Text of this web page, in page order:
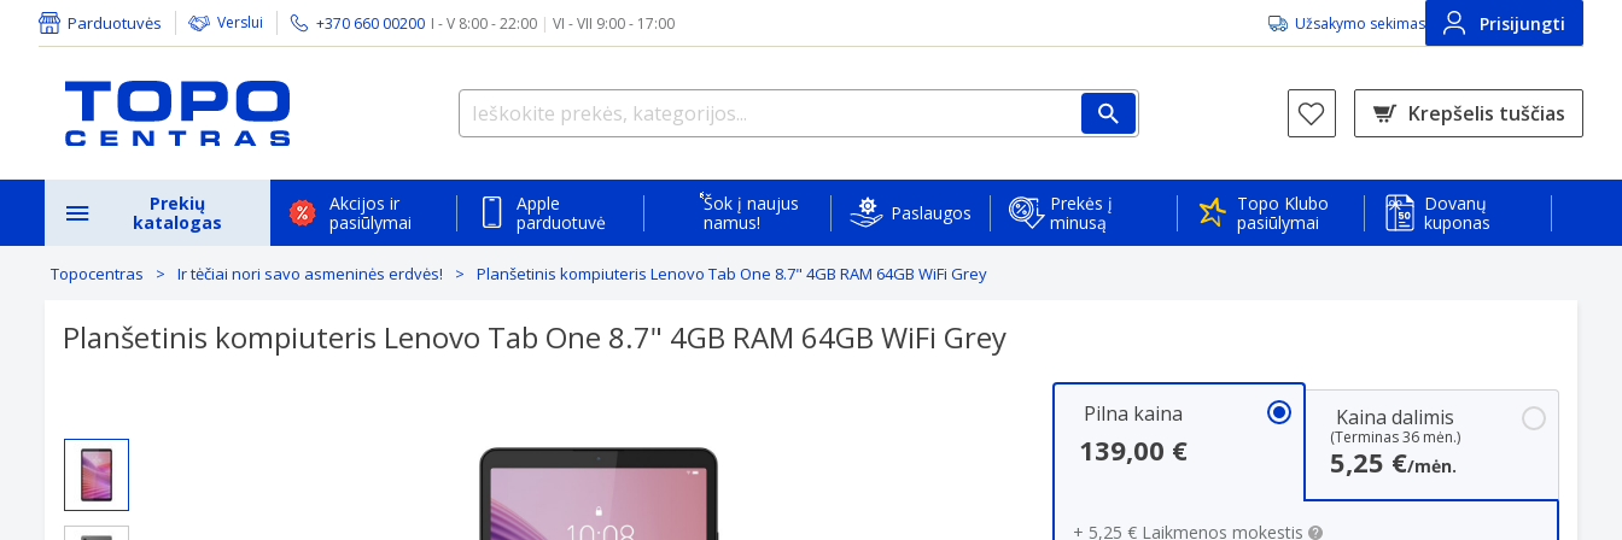
Parduotuvės Verslui +370 660 00200 I - V 8:00 - 22:00 | VI - VII 9:00 - 17:00 Užsakymo sekimas Prisijungti
Krepšelis tuščias
Prekių
katalogas
Akcijos ir
pasiūlymai
Apple
parduotuvė
Šok į naujus
namus!
Paslaugos
Prekės į
minusą
Topo Klubo
pasiūlymai
Dovanų
kuponas
Topocentras Ir tėčiai nori savo asmeninės erdvės! Planšetinis kompiuteris Lenovo Tab One 8.7" 4GB RAM 64GB WiFi Grey
Planšetinis kompiuteris Lenovo Tab One 8.7" 4GB RAM 64GB WiFi Grey
Pilna kaina
139,00 €
Kaina dalimis
(Terminas 36 mėn.)
5,25 €/mėn.
+ 5,25 € Laikmenos mokestis